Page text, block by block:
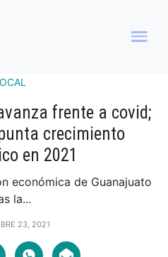
frente a covid;
crecimiento
en 2021
económica de Guanajuato
la...
23, 2021